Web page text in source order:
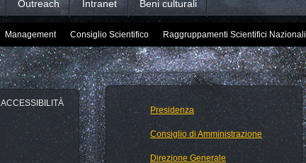
Outreach Intranet Beni culturali
Management Consiglio Scientifico Raggruppamenti Scientifici Nazionali
ACCESSIBILITÀ
Presidenza
Consiglio di Amministrazione
Direzione Generale